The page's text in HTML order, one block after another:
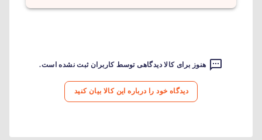
هنوز برای کالا دیدگاهی توسط کاربران ثبت نشده است.
دیدگاه خود را درباره این کالا بیان کنید